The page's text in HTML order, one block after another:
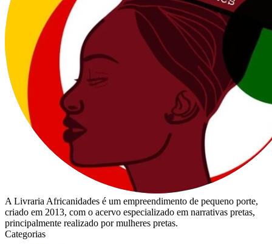
A Livraria Africanidades é um empreendimento de pequeno porte,
criado em 2013, com o acervo especializado em narrativas pretas,
principalmente realizado por mulheres pretas.
Categorias